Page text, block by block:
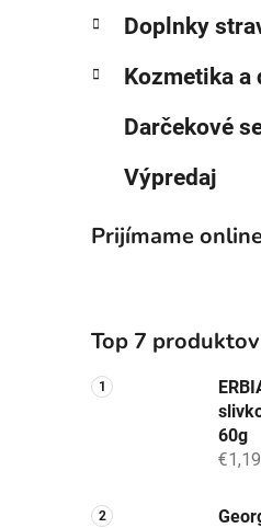
Doplnky
Kozmetika a
Darčekové
Výpredaj
Prijímame
Top 7 produktov
60g
€1,19